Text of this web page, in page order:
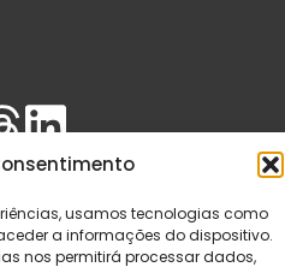
usamos tecnologias como
a informações do dispositivo.
nos permitirá processar dados,